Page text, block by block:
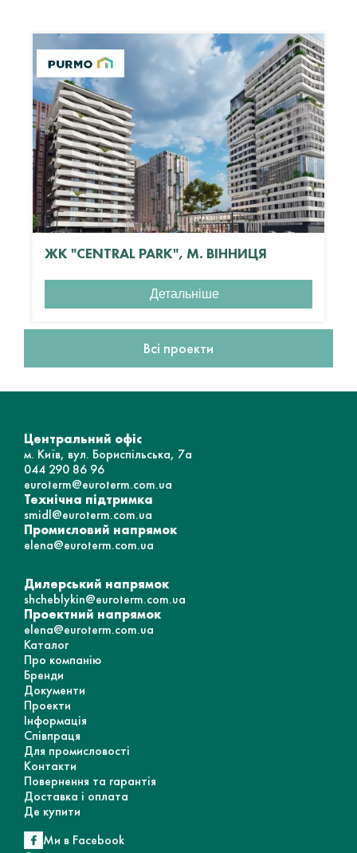
ЖК "CENTRAL PARK", М. ВІННИЦЯ
Детальніше
Всі проекти
Центральний офіс
м. Київ, вул. Бориспільська, 7а
044 290 86 96
euroterm@euroterm.com.ua
Технічна підтримка
smidl@euroterm.com.ua
Промисловий напрямок
elena@euroterm.com.ua
Дилерський напрямок
shcheblykin@euroterm.com.ua
Проектний напрямок
elena@euroterm.com.ua
Каталог
Про компанію
Бренди
Документи
Проекти
Інформація
Співпраця
Для промисловості
Контакти
Повернення та гарантія
Доставка і оплата
Де купити
Ми в Facebook